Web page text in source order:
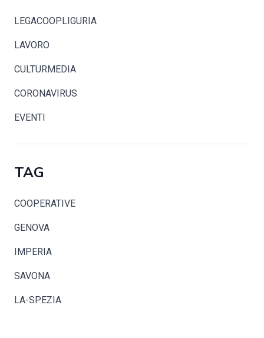
LEGACOOPLIGURIA
LAVORO
CULTURMEDIA
CORONAVIRUS
EVENTI
TAG
COOPERATIVE
GENOVA
IMPERIA
SAVONA
LA-SPEZIA